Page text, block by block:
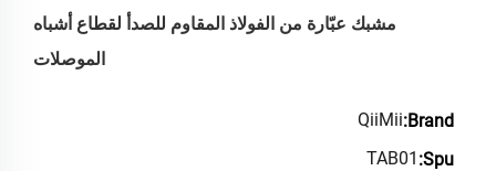
مشبك عبّارة من الفولاذ المقاوم للصدأ لقطاع أشباه
الموصلات
Brand:
QiiMii
Spu:
TAB01